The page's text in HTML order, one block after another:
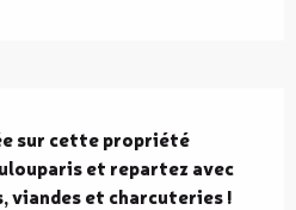
sur cette propriété
et repartez avec
viandes et charcuteries !